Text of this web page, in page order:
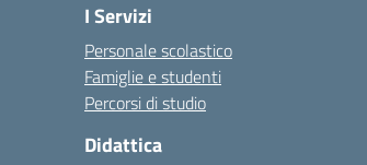
I Servizi
Personale scolastico
Famiglie e studenti
Percorsi di studio
Didattica